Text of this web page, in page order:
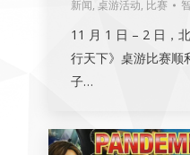
新闻, 桌游活动, 比赛
11 月 1 日 – 2 日，
行天下》桌游比赛顺
子…